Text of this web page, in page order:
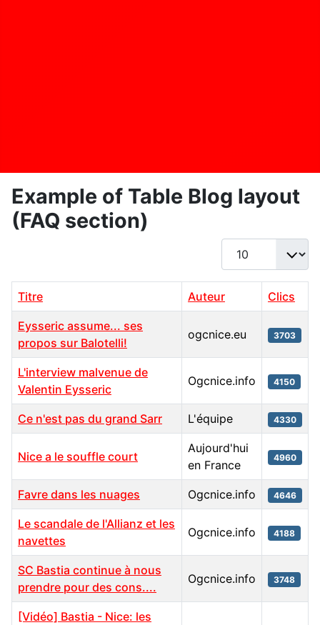
Example of Table Blog layout
(FAQ section)
Afficher #
Titre Auteur Clics
Eysseric assume... ses
propos sur Balotelli!
ogcnice.eu 3703
L'interview malvenue de
Valentin Eysseric
Ogcnice.info 4150
Ce n'est pas du grand Sarr L'équipe 4330
Nice a le souffle court
Aujourd'hui
en France
4960
Favre dans les nuages Ogcnice.info 4646
Le scandale de l'Allianz et les
navettes
Ogcnice.info 4188
SC Bastia continue à nous
prendre pour des cons....
Ogcnice.info 3748
[Vidéo] Bastia - Nice: les